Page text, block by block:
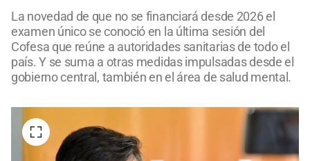
La novedad de que no se financiará desde 2026 el
examen único se conoció en la última sesión del
Cofesa que reúne a autoridades sanitarias de todo el
país. Y se suma a otras medidas impulsadas desde el
gobierno central, también en el área de salud mental.